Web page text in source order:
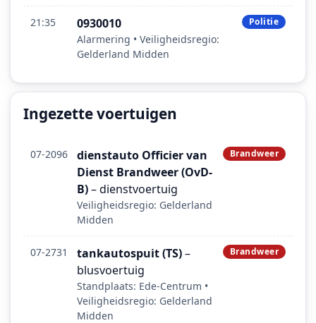
21:35 0930010
Alarmering • Veiligheidsregio:
Gelderland Midden
Politie
Ingezette voertuigen
07-2096
dienstauto Officier van
Dienst Brandweer (OvD-
B)– dienstvoertuig
Veiligheidsregio: Gelderland
Midden
Brandweer
07-2731 tankautospuit (TS)–
blusvoertuig
Standplaats: Ede-Centrum •
Veiligheidsregio: Gelderland
Midden
Brandweer